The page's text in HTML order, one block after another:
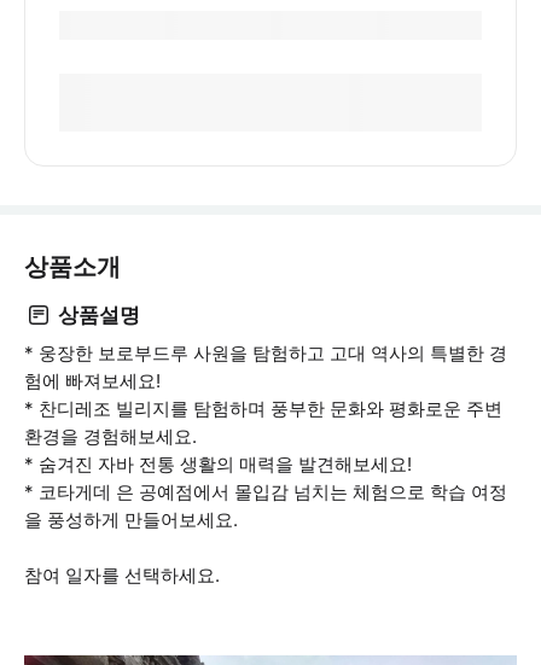
상품소개
상품설명
* 웅장한 보로부드루 사원을 탐험하고 고대 역사의 특별한 경
험에 빠져보세요!
* 찬디레조 빌리지를 탐험하며 풍부한 문화와 평화로운 주변
환경을 경험해보세요.
* 숨겨진 자바 전통 생활의 매력을 발견해보세요!
* 코타게데 은 공예점에서 몰입감 넘치는 체험으로 학습 여정
을 풍성하게 만들어보세요.
참여 일자를 선택하세요.